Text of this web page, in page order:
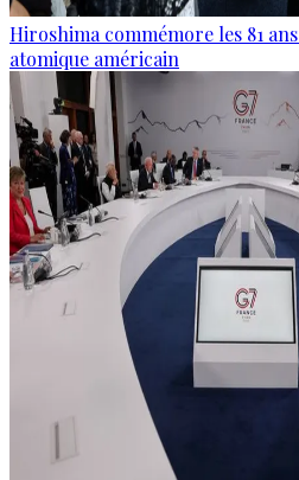
Hiroshima commémore les 81
atomique américain